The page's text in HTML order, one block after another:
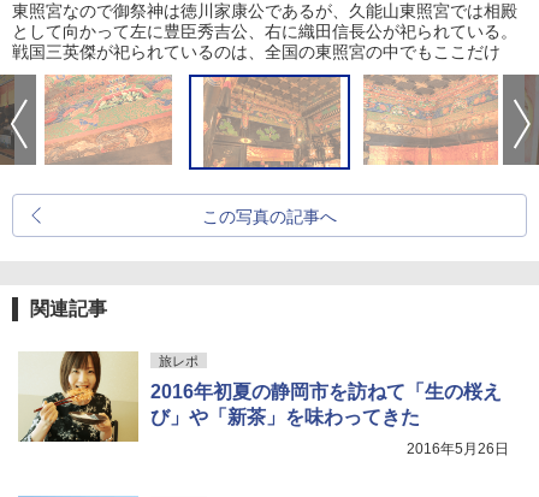
東照宮なので御祭神は徳川家康公であるが、久能山東照宮では相殿
として向かって左に豊臣秀吉公、右に織田信長公が祀られている。
戦国三英傑が祀られているのは、全国の東照宮の中でもここだけ
この写真の記事へ
関連記事
旅レポ
2016年初夏の静岡市を訪ねて「生の桜え
び」や「新茶」を味わってきた
2016年5月26日